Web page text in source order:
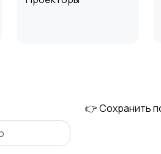
👉 Сохранить